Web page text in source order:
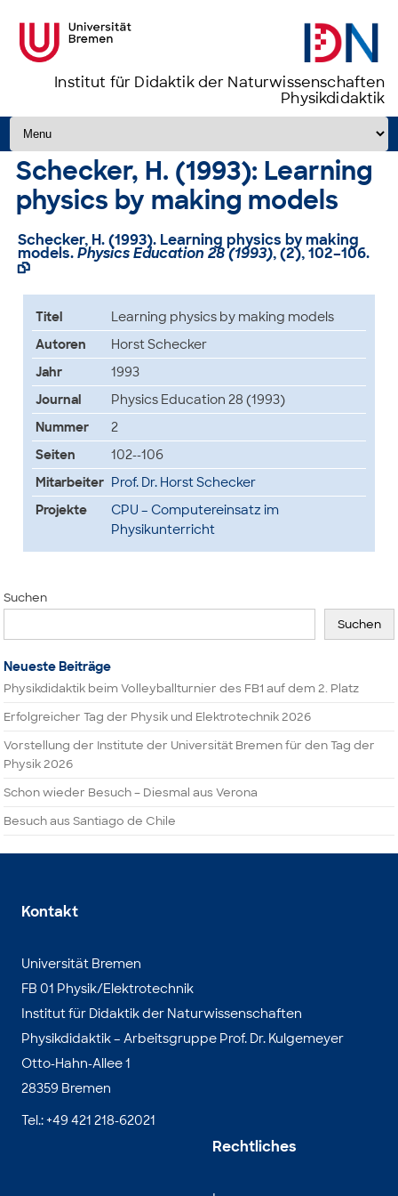
Institut für Didaktik der Naturwissenschaften
Physikdidaktik
Zum Inhalt springen
Schecker, H. (1993): Learning
physics by making models
Schecker, H. (1993). Learning physics by making
models.Physics Education 28 (1993), (2), 102–106.

Titel
Learning physics by making models
Autoren
Horst Schecker
Jahr
1993
Journal
Physics Education 28 (1993)
Nummer
2
Seiten
102--106
Mitarbeiter Prof. Dr. Horst Schecker
Projekte
CPU – Computereinsatz im
Physikunterricht
Suchen
Suchen
Neueste Beiträge
Physikdidaktik beim Volleyballturnier des FB1 auf dem 2. Platz
Erfolgreicher Tag der Physik und Elektrotechnik 2026
Vorstellung der Institute der Universität Bremen für den Tag der
Physik 2026
Schon wieder Besuch – Diesmal aus Verona
Besuch aus Santiago de Chile
Kontakt
Universität Bremen
FB 01 Physik/Elektrotechnik
Institut für Didaktik der Naturwissenschaften
Physikdidaktik – Arbeitsgruppe Prof. Dr. Kulgemeyer
Otto-Hahn-Allee 1
28359 Bremen
Tel.: +49 421 218-62021
Rechtliches